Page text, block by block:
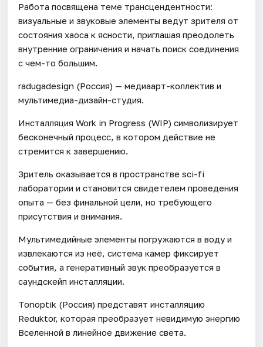
Работа посвящена теме трансцендентности:
визуальные и звуковые элементы ведут зрителя от
состояния хаоса к ясности, приглашая преодолеть
внутренние ограничения и начать поиск соединения
с чем-то большим.
radugadesign (Россия) — медиаарт-коллектив и
мультимедиа-дизайн-студия.
Инсталляция Work in Progress (WIP) символизирует
бесконечный процесс, в котором действие не
стремится к завершению.
Зритель оказывается в пространстве sci-fi
лаборатории и становится свидетелем проведения
опыта — без финальной цели, но требующего
присутствия и внимания.
Мультимедийные элементы погружаются в воду и
извлекаются из неё, система камер фиксирует
события, а генеративный звук преобразуется в
саундскейп инсталляции.
Tonoptik (Россия) представят инсталляцию
Reduktor, которая преобразует невидимую энергию
Вселенной в линейное движение света.